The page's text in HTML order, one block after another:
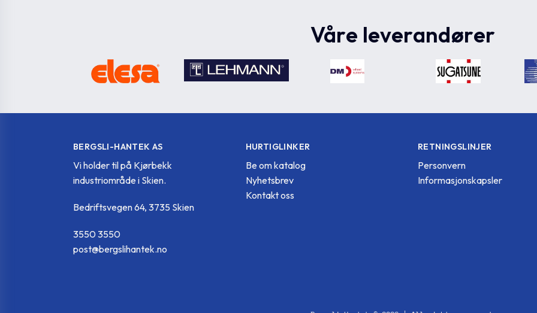
Våre leverandører
BERGSLI-HANTEK AS
Vi holder til på Kjørbekk
industriområde i Skien.
Bedriftsvegen 64, 3735 Skien
3550 3550
post@bergslihantek.no
HURTIGLINKER
Be om katalog
Nyhetsbrev
Kontakt oss
RETNINGSLINJER
Personvern
Informasjonskapsler